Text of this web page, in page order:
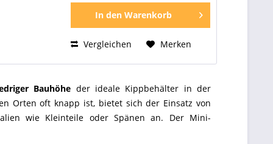
In den Warenkorb
Vergleichen Merken
Bauhöhe der ideale Kippbehälter in der
Orten oft knapp ist, bietet sich der Einsatz von
wie Kleinteile oder Spänen an. Der Mini-